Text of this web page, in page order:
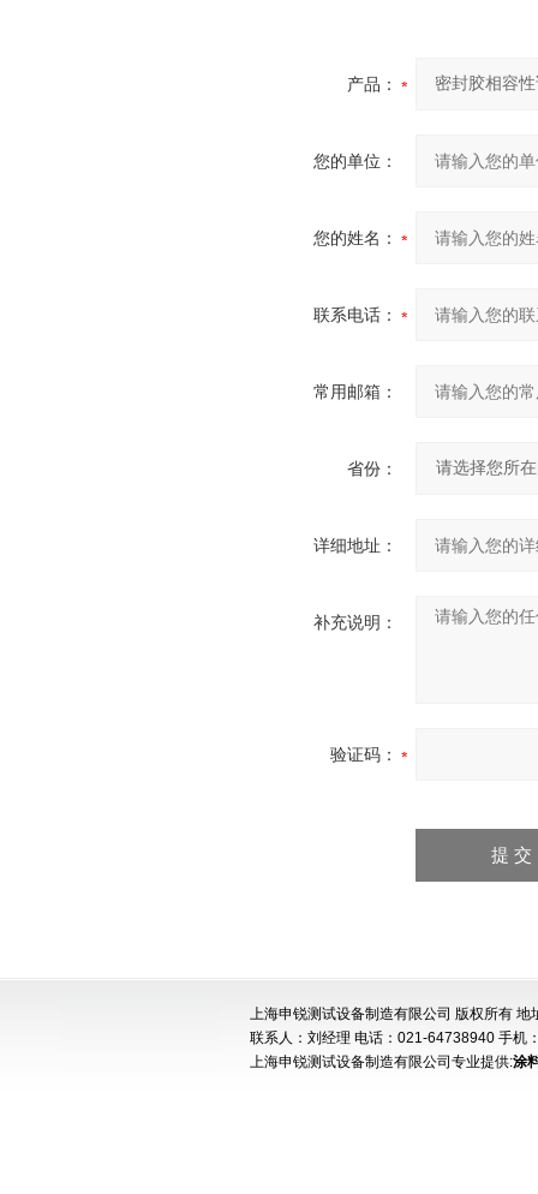
产品：
您的单位：
您的姓名：
联系电话：
常用邮箱：
省份：
详细地址：
补充说明：
验证码：
上海申锐测试设备制造有限公司 版权所有
联系人：刘经理 电话：021-64738940 手
上海申锐测试设备制造有限公司专业提供:涂